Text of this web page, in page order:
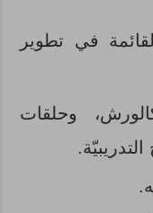
في تطوير
وحلقات